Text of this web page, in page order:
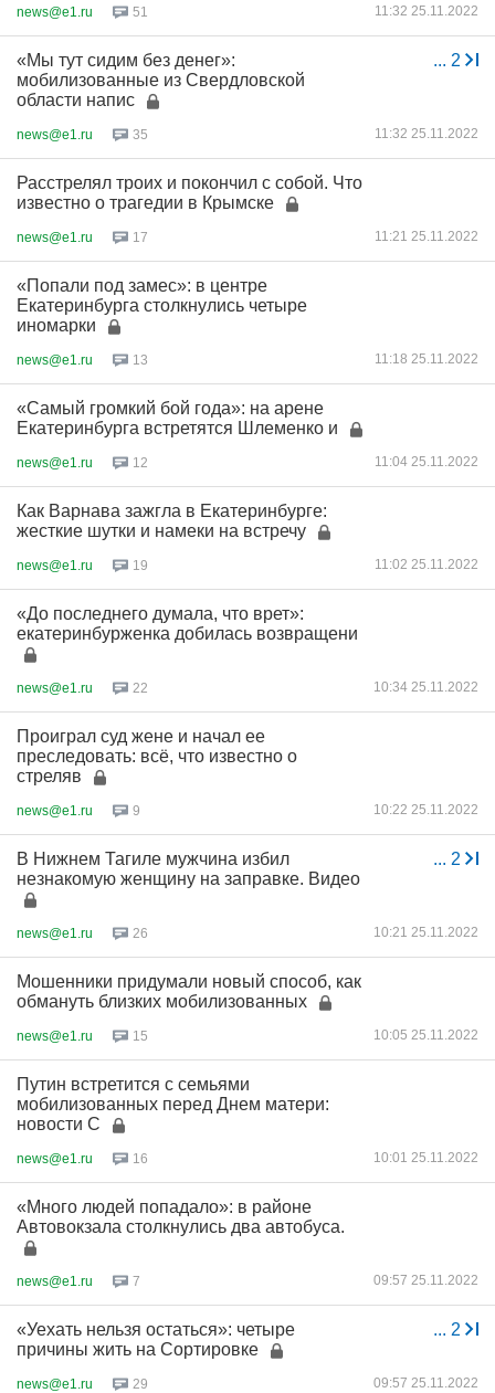
news@e1.ru 51 11:32 25.11.2022
... 2
«Мы тут сидим без денег»:
мобилизованные из Свердловской
области напис
news@e1.ru 35 11:32 25.11.2022
Расстрелял троих и покончил с собой. Что
известно о трагедии в Крымске
news@e1.ru 17 11:21 25.11.2022
«Попали под замес»: в центре
Екатеринбурга столкнулись четыре
иномарки
news@e1.ru 13 11:18 25.11.2022
«Самый громкий бой года»: на арене
Екатеринбурга встретятся Шлеменко и
news@e1.ru 12 11:04 25.11.2022
Как Варнава зажгла в Екатеринбурге:
жесткие шутки и намеки на встречу
news@e1.ru 19 11:02 25.11.2022
«До последнего думала, что врет»:
екатеринбурженка добилась возвращени
news@e1.ru 22 10:34 25.11.2022
Проиграл суд жене и начал ее
преследовать: всё, что известно о
стреляв
news@e1.ru 9 10:22 25.11.2022
... 2
В Нижнем Тагиле мужчина избил
незнакомую женщину на заправке. Видео
news@e1.ru 26 10:21 25.11.2022
Мошенники придумали новый способ, как
обмануть близких мобилизованных
news@e1.ru 15 10:05 25.11.2022
Путин встретится с семьями
мобилизованных перед Днем матери:
новости С
news@e1.ru 16 10:01 25.11.2022
«Много людей попадало»: в районе
Автовокзала столкнулись два автобуса.
news@e1.ru 7 09:57 25.11.2022
... 2
«Уехать нельзя остаться»: четыре
причины жить на Сортировке
news@e1.ru 29 09:57 25.11.2022